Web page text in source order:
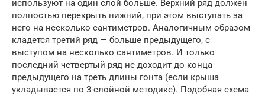
используют на один слой больше. Верхний ряд должен
полностью перекрыть нижний, при этом выступать за
него на несколько сантиметров. Аналогичным образом
кладется третий ряд — больше предыдущего, с
выступом на несколько сантиметров. И только
последний четвертый ряд не доходит до конца
предыдущего на треть длины гонта (если крыша
укладывается по 3-слойной методике). Подобная схема